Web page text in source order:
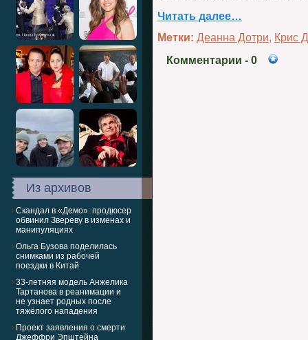
Из архивов
Скандал в «Демо»: продюсер
обвинил Звереву в изменах и
манипуляциях
Ольга Бузова поделилась
снимками из рабочей
поездки в Китай
33-летняя модель Анжелика
Тартанова в реанимации и
не узнает родных после
тяжёлого нападения
Проект заявления о смерти
Джеффри Эпштейна
Читать далее…
Метки: Деанна Дотри, Крис
Комментарии - 0